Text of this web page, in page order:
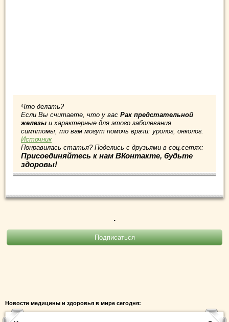
Что делать?
Если Вы считаете, что у вас Рак предстательной
железы и характерные для этого заболевания
симптомы, то вам могут помочь врачи: уролог, онколог.
Источник
Понравилась статья? Поделись с друзьями в соц.сетях:
Присоединяйтесь к нам ВКонтакте, будьте
здоровы!
.
Новости медицины и здоровья в мире сегодня: